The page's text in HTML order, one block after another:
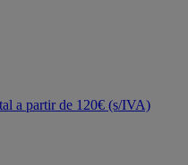
a partir de 120€ (s/IVA)